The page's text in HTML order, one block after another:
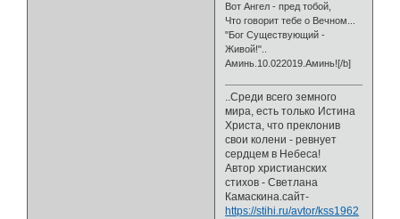
Вот Ангел - пред тобой,
Что говорит тебе о Вечном...
"Бог Существующий -
Живой!"..
Аминь.10.022019.Аминь![/b]
..Среди всего земного
мира, есть только Истина
Христа, что преклонив
свои колени - ревнует
сердцем в Небеса!
Автор христианских
стихов - Светлана
Камаскина.сайт-
https://stihi.ru/avtor/kss1962